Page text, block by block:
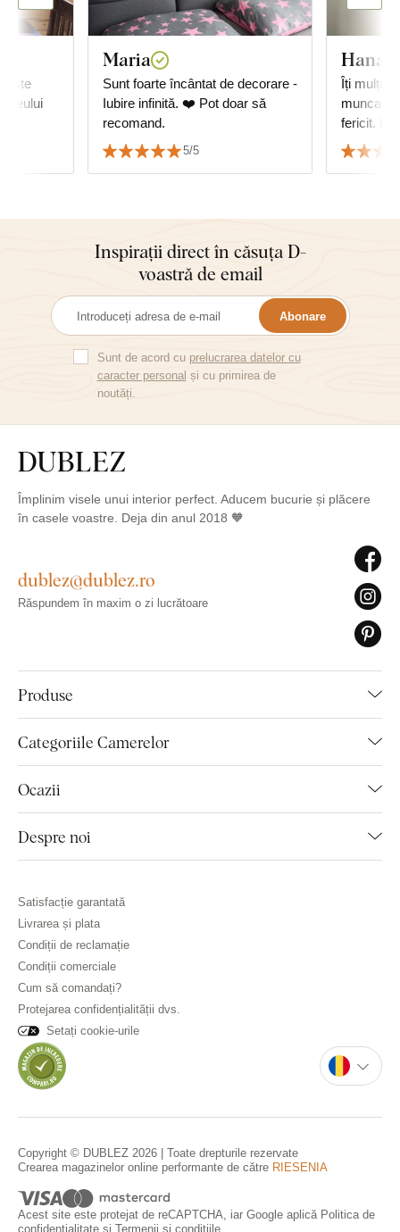
este
leului
Maria
Sunt foarte încântat de decorare -
Iubire infinită. ❤️ Pot doar să
recomand.
5/5
Hana
Îți
munca
fericit.
data
Inspirații direct în căsuța D-
voastră de email
Abonare
Sunt de acord cu prelucrarea datelor cu
caracter personal și cu primirea de
noutăți.
Împlinim visele unui interior perfect. Aducem bucurie și plăcere
în casele voastre. Deja din anul 2018 🧡
Produse
Categoriile Camerelor
Ocazii
Despre noi
dublez@dublez.ro
Răspundem în maxim o zi lucrătoare
Satisfacție garantată
Livrarea și plata
Condiții de reclamație
Condiții comerciale
Cum să comandați?
Protejarea confidențialității dvs.
Setați cookie-urile
Copyright © DUBLEZ 2026 | Toate drepturile rezervate
Crearea magazinelor online performante de către RIESENIA
Acest site este protejat de reCAPTCHA, iar Google aplică Politica de
confidențialitate și Termenii și condițiile